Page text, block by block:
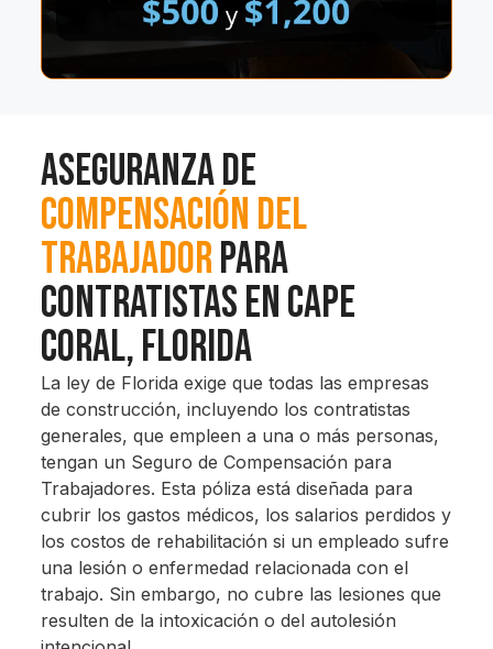
Aseguranza de
Compensación del
Trabajadorpara
Contratistas en Cape
Coral, Florida
La ley de Florida exige que todas las empresas
de construcción, incluyendo los contratistas
generales, que empleen a una o más personas,
tengan un Seguro de Compensación para
Trabajadores. Esta póliza está diseñada para
cubrir los gastos médicos, los salarios perdidos y
los costos de rehabilitación si un empleado sufre
una lesión o enfermedad relacionada con el
trabajo. Sin embargo, no cubre las lesiones que
resulten de la intoxicación o del autolesión